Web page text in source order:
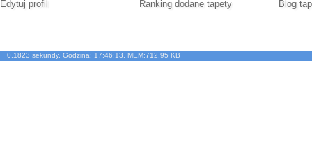
Edytuj profil
Ranking dodane tapety
Blog
0.1823 sekundy, Godzina: 17:46:13, MEM:712.95 KB